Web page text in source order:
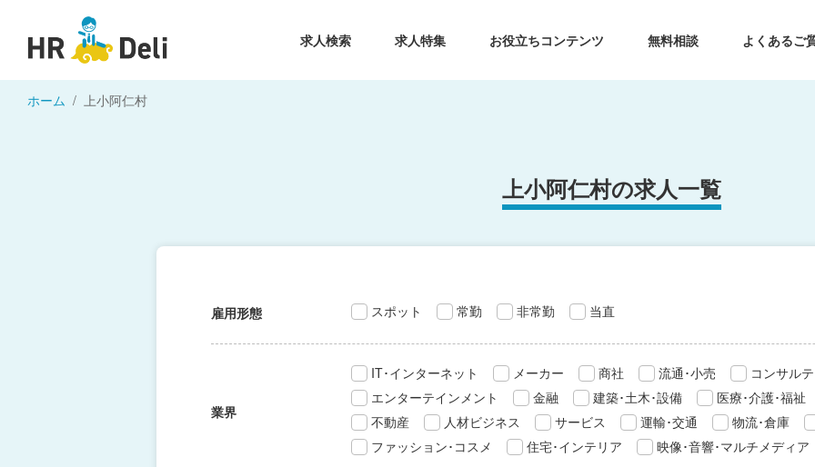
求人検索 求人特集 お役立ちコンテンツ 無料相談 よくあるご
ホーム 上小阿仁村
上小阿仁村の求人一覧
雇用形態 スポット 常勤 非常勤 当直
業界
IT･インターネット メーカー 商社 流通･小売
コンサル
エンターテインメント
金融 建築･土木･設備
医療･介護･福祉
不動産
人材ビジネス サービス 運輸･交通
物流･倉庫
ファッション･コスメ
住宅･インテリア 映像･音響･マルチメディア